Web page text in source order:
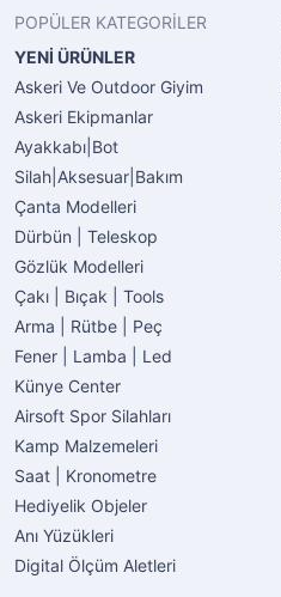
POPÜLER KATEGORİLER
YENİ ÜRÜNLER
Askeri Ve Outdoor Giyim
Askeri Ekipmanlar
Ayakkabı|Bot
Silah|Aksesuar|Bakım
Çanta Modelleri
Dürbün | Teleskop
Gözlük Modelleri
Çakı | Bıçak | Tools
Arma | Rütbe | Peç
Fener | Lamba | Led
Künye Center
Airsoft Spor Silahları
Kamp Malzemeleri
Saat | Kronometre
Hediyelik Objeler
Anı Yüzükleri
Digital Ölçüm Aletleri